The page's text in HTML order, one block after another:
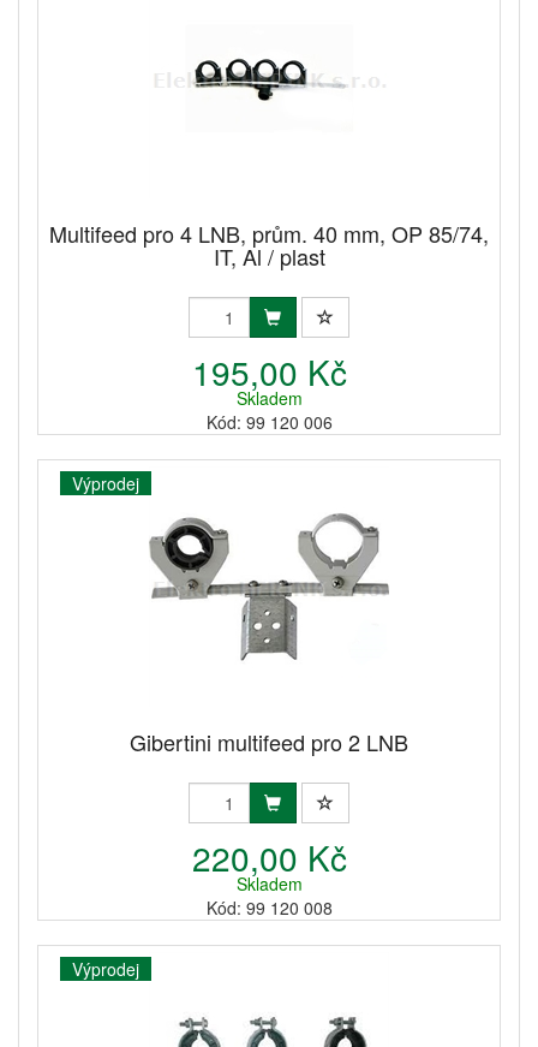
Multifeed pro 4 LNB, prům. 40 mm, OP 85/74,
IT, Al / plast
195,00 Kč
Skladem
Kód: 99 120 006
Výprodej
Gibertini multifeed pro 2 LNB
220,00 Kč
Skladem
Kód: 99 120 008
Výprodej